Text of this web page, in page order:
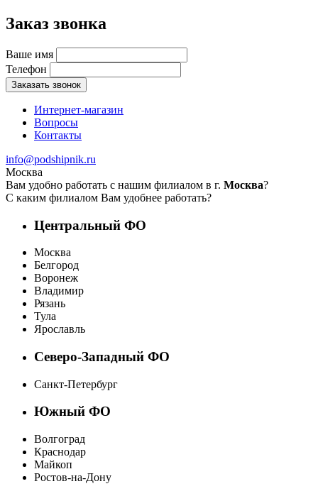
Заказ звонка
Ваше имя
Телефон
Заказать звонок
Интернет-магазин
Вопросы
Контакты
info@podshipnik.ru
Москва
Вам удобно работать с нашим филиалом в г. Москва?
С каким филиалом Вам удобнее работать?
Центральный ФО
Москва
Белгород
Воронеж
Владимир
Рязань
Тула
Ярославль
Северо-Западный ФО
Санкт-Петербург
Южный ФО
Волгоград
Краснодар
Майкоп
Ростов-на-Дону